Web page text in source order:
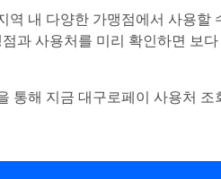
역 내 다양한 가맹점에서 사용할
과 사용처를 미리 확인하면 보
통해 지금 대구로페이 사용처 조